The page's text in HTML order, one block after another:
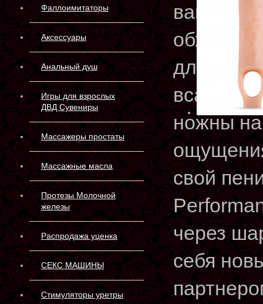
Фаллоимитаторы
Аксессуары
Анальный душ
Игры для взрослых
ДВД Сувениры
Массажеры простаты
Массажные масла
Протезы Молочной
железы
Распродажа уценка
СЕКС МАШИНЫ
Стимуляторы уретры
вашего
обхвата
длины!
ножны на
свой
через
себя